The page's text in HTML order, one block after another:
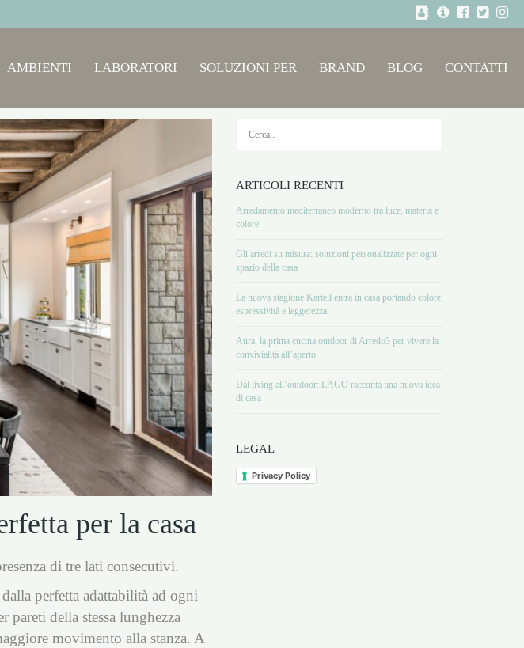
AMBIENTI LABORATORI SOLUZIONI PER BRAND BLOG CONTATTI
per la casa
di tre lati consecutivi.
perfetta adattabilità ad ogni
pareti della stessa lunghezza
movimento alla stanza. A
ARTICOLI RECENTI
Arredamento mediterraneo moderno tra luce, materia e
colore
Gli arredi su misura: soluzioni personalizzate per ogni
spazio della casa
La nuova stagione Kartell entra in casa portando colore,
espressività e leggerezza
Aura, la prima cucina outdoor di Arredo3 per vivere la
convivialità all’aperto
Dal living all’outdoor: LAGO racconta una nuova idea
di casa
LEGAL
Privacy Policy